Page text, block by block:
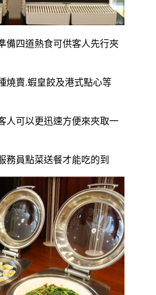
備四道熱食可供客人先行夾
燒賣.蝦皇餃及港式點心等
人可以更迅速方便來夾取一
務員點菜送餐才能吃的到